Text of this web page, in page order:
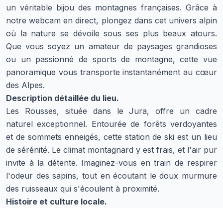
un véritable bijou des montagnes françaises. Grâce à
notre webcam en direct, plongez dans cet univers alpin
où la nature se dévoile sous ses plus beaux atours.
Que vous soyez un amateur de paysages grandioses
ou un passionné de sports de montagne, cette vue
panoramique vous transporte instantanément au cœur
des Alpes.
Description détaillée du lieu.
Les Rousses, située dans le Jura, offre un cadre
naturel exceptionnel. Entourée de forêts verdoyantes
et de sommets enneigés, cette station de ski est un lieu
de sérénité. Le climat montagnard y est frais, et l'air pur
invite à la détente. Imaginez-vous en train de respirer
l'odeur des sapins, tout en écoutant le doux murmure
des ruisseaux qui s'écoulent à proximité.
Histoire et culture locale.